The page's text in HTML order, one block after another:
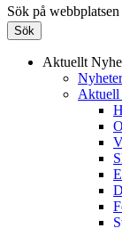
Sök på webbplatsen
Aktuellt
Nyheter
Aktuell